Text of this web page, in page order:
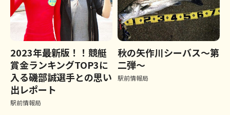
2023年最新版！！競艇
賞金ランキングTOP3に
入る磯部誠選手との思い
出レポート
駅前情報局
秋の矢作川シーバス～第
二弾～
駅前情報局